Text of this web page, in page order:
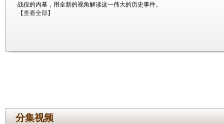
战役的内幕，用全新的视角解读这一伟大的历史事件。
【查看全部】
分集视频